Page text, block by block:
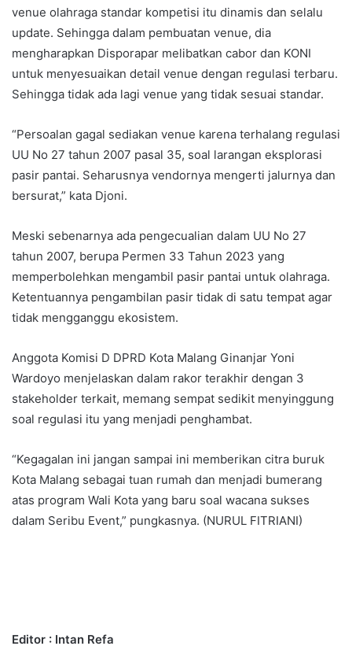
venue olahraga standar kompetisi itu dinamis dan selalu
update. Sehingga dalam pembuatan venue, dia
mengharapkan Disporapar melibatkan cabor dan KONI
untuk menyesuaikan detail venue dengan regulasi terbaru.
Sehingga tidak ada lagi venue yang tidak sesuai standar.
“Persoalan gagal sediakan venue karena terhalang regulasi
UU No 27 tahun 2007 pasal 35, soal larangan eksplorasi
pasir pantai. Seharusnya vendornya mengerti jalurnya dan
bersurat,” kata Djoni.
Meski sebenarnya ada pengecualian dalam UU No 27
tahun 2007, berupa Permen 33 Tahun 2023 yang
memperbolehkan mengambil pasir pantai untuk olahraga.
Ketentuannya pengambilan pasir tidak di satu tempat agar
tidak mengganggu ekosistem.
Anggota Komisi D DPRD Kota Malang Ginanjar Yoni
Wardoyo menjelaskan dalam rakor terakhir dengan 3
stakeholder terkait, memang sempat sedikit menyinggung
soal regulasi itu yang menjadi penghambat.
“Kegagalan ini jangan sampai ini memberikan citra buruk
Kota Malang sebagai tuan rumah dan menjadi bumerang
atas program Wali Kota yang baru soal wacana sukses
dalam Seribu Event,” pungkasnya. (NURUL FITRIANI)
Editor : Intan Refa